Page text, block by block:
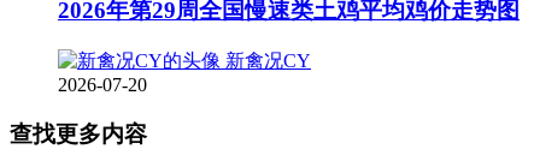
2026年第29周全国慢速类土鸡平均鸡价走势图
新禽况CY
2026-07-20
查找更多内容